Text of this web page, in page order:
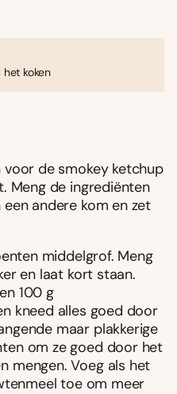
koken
voor de smokey ketchup
Meng de ingrediënten
andere kom en zet
middelgrof. Meng
en laat kort staan.
100 g
kneed alles goed door
maar plakkerige
om ze goed door het
mengen. Voeg als het
toe om meer